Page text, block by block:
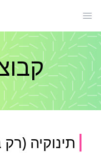
פתח תפריט ראשי
תינוקיה